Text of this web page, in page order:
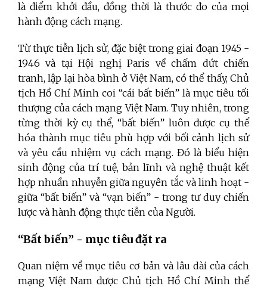
là điểm khởi đầu, đồng thời là thước đo của mọi
hành động cách mạng.
Từ thực tiễn lịch sử, đặc biệt trong giai đoạn 1945 -
1946 và tại Hội nghị Paris về chấm dứt chiến
tranh, lập lại hòa bình ở Việt Nam, có thể thấy, Chủ
tịch Hồ Chí Minh coi “cái bất biến” là mục tiêu tối
thượng của cách mạng Việt Nam. Tuy nhiên, trong
từng thời kỳ cụ thể, “bất biến” luôn được cụ thể
hóa thành mục tiêu phù hợp với bối cảnh lịch sử
và yêu cầu nhiệm vụ cách mạng. Đó là biểu hiện
sinh động của trí tuệ, bản lĩnh và nghệ thuật kết
hợp nhuần nhuyễn giữa nguyên tắc và linh hoạt -
giữa “bất biến” và “vạn biến” - trong tư duy chiến
lược và hành động thực tiễn của Người.
“Bất biến” - mục tiêu đặt ra
Quan niệm về mục tiêu cơ bản và lâu dài của cách
mạng Việt Nam được Chủ tịch Hồ Chí Minh thể